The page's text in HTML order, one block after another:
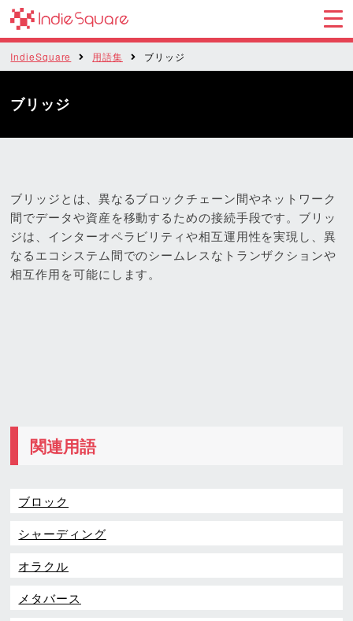
IndieSquare 用語集 ブリッジ
ブリッジ
ブリッジとは、異なるブロックチェーン間やネットワーク
間でデータや資産を移動するための接続手段です。ブリッ
ジは、インターオペラビリティや相互運用性を実現し、異
なるエコシステム間でのシームレスなトランザクションや
相互作用を可能にします。
関連用語
ブロック
シャーディング
オラクル
メタバース